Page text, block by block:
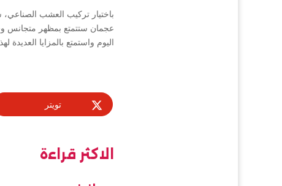
باختيار تركيب العشب
عجمان ستتمتع بمظهر متجانس
اليوم واستمتع بالمزايا العديدة
تويتر
الاكثر قراءة